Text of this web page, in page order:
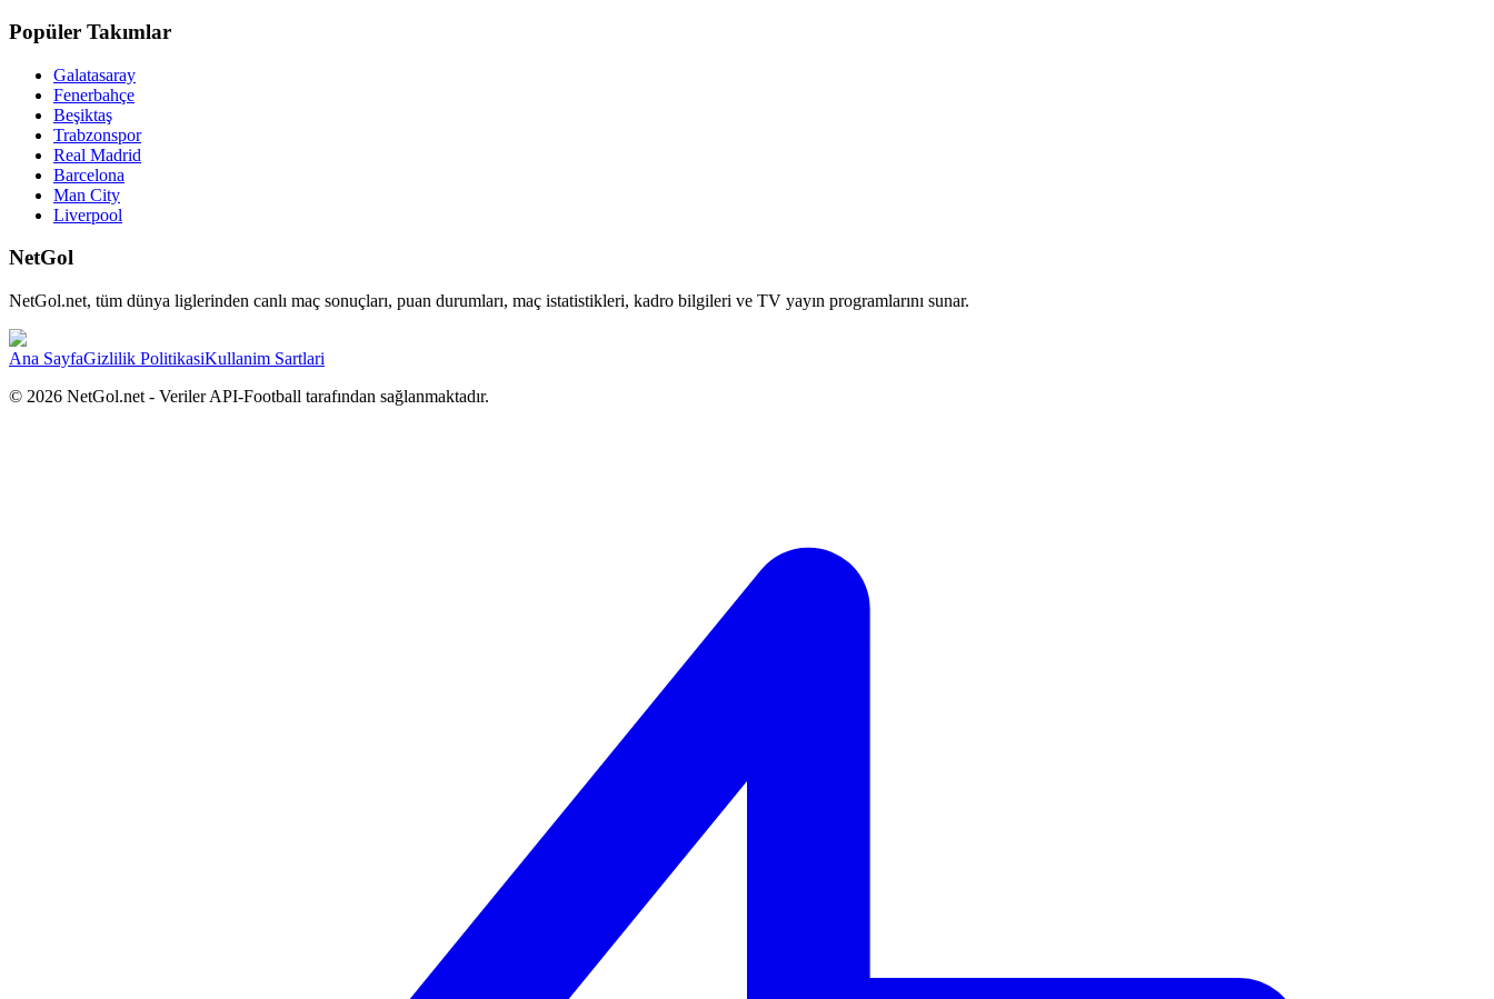
Popüler Takımlar
Galatasaray
Fenerbahçe
Beşiktaş
Trabzonspor
Real Madrid
Barcelona
Man City
Liverpool
NetGol
NetGol.net, tüm dünya liglerinden canlı maç sonuçları, puan durumları, maç istatistikleri, kadro bilgileri ve TV yayın programlarını sunar.
Ana SayfaGizlilik PolitikasiKullanim Sartlari
© 2026 NetGol.net - Veriler API-Football tarafından sağlanmaktadır.